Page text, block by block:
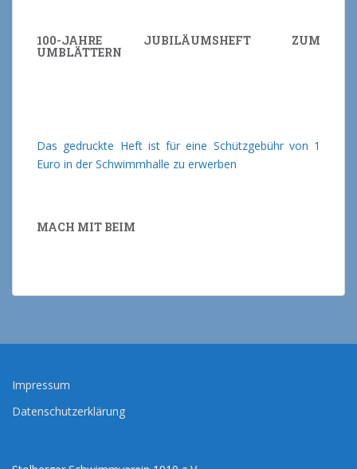
100-JAHRE JUBILÄUMSHEFT ZUM
UMBLÄTTERN
Das gedruckte Heft ist für eine Schützgebühr von 1
Euro in der Schwimmhalle zu erwerben
MACH MIT BEIM
Impressum
Datenschutzerklärung